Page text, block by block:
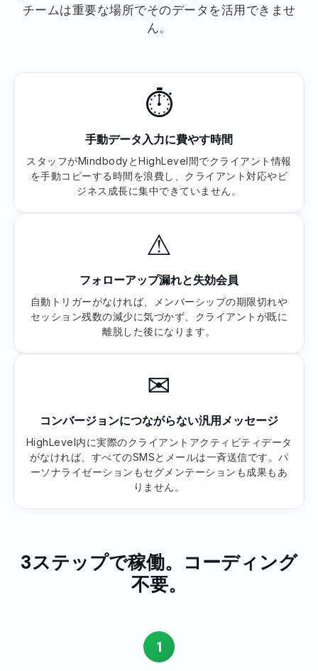
チームは重要な場所でそのデータを活用できませ
ん。
⏱
手動データ入力に費やす時間
スタッフがMindbodyとHighLevel間でクライアント情報
を手動コピーする時間を浪費し、クライアント対応やビ
ジネス成長に集中できていません。
⚠
フォローアップ漏れと失効会員
自動トリガーがなければ、メンバーシップの期限切れや
セッション残数の減少に気づかず、クライアントが既に
離脱した後になります。
✉
コンバージョンにつながらない汎用メッセージ
HighLevel内に実際のクライアントアクティビティデータ
がなければ、すべてのSMSとメールは一斉送信です。パ
ーソナライゼーションもセグメンテーションも成果もあ
りません。
3ステップで稼働。コーディング
不要。
1